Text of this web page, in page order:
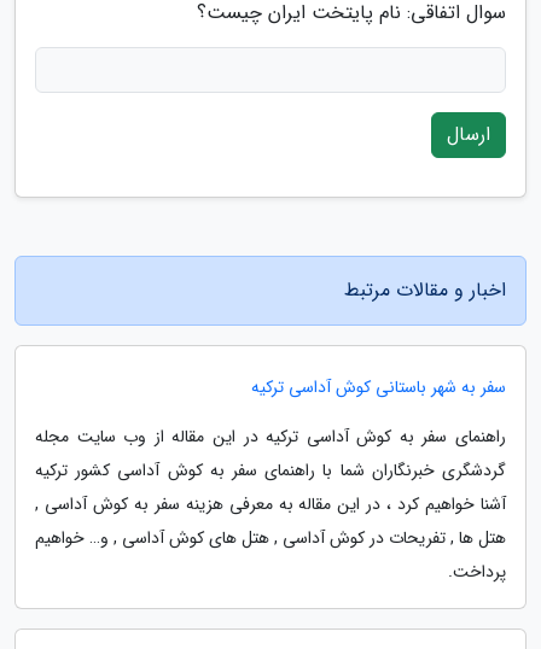
سوال اتفاقی: نام پایتخت ایران چیست؟
ارسال
اخبار و مقالات مرتبط
سفر به شهر باستانی کوش آداسی ترکیه
راهنمای سفر به کوش آداسی ترکیه در این مقاله از وب سایت مجله
گردشگری خبرنگاران شما با راهنمای سفر به کوش آداسی کشور ترکیه
آشنا خواهیم کرد ، در این مقاله به معرفی هزینه سفر به کوش آداسی ,
هتل ها , تفریحات در کوش آداسی , هتل های کوش آداسی , و… خواهیم
پرداخت.